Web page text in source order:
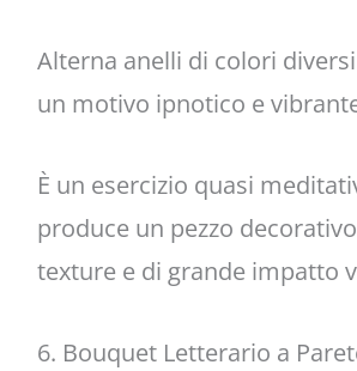
Alterna anelli di colori
un motivo ipnotico e
È un esercizio quasi
produce un pezzo
texture e di grande impatto
6. Bouquet Letterario a